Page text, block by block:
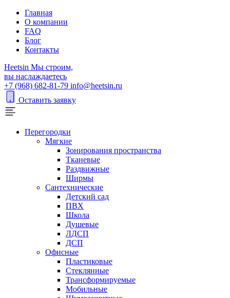
Главная
О компании
FAQ
Блог
Контакты
Heetsin Мы строим,
вы наслаждаетесь
+7 (968) 682-81-79 info@heetsin.ru
Оставить заявку
Перегородки
Мягкие
Зонирования пространства
Тканевые
Раздвижные
Ширмы
Сантехнические
Детский сад
ПВХ
Школа
Душевые
ЛДСП
ДСП
Офисные
Пластиковые
Стеклянные
Трансформируемые
Мобильные